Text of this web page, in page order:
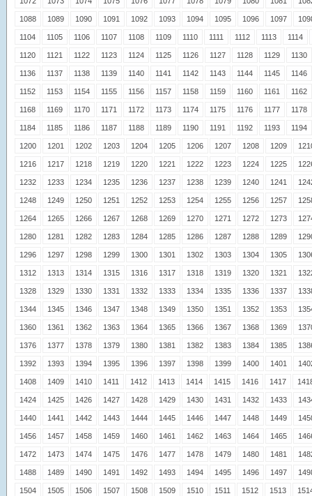
1088 1089 1090 1091 1092 1093 1094 1095 1096 1097
1104 1105 1106 1107 1108 1109 1110 1111 1112 1113 1114
1120 1121 1122 1123 1124 1125 1126 1127 1128 1129 1130
1136 1137 1138 1139 1140 1141 1142 1143 1144 1145 1146
1152 1153 1154 1155 1156 1157 1158 1159 1160 1161 1162
1168 1169 1170 1171 1172 1173 1174 1175 1176 1177 1178
1184 1185 1186 1187 1188 1189 1190 1191 1192 1193 1194
1200 1201 1202 1203 1204 1205 1206 1207 1208 1209
1216 1217 1218 1219 1220 1221 1222 1223 1224 1225
1232 1233 1234 1235 1236 1237 1238 1239 1240 1241
1248 1249 1250 1251 1252 1253 1254 1255 1256 1257
1264 1265 1266 1267 1268 1269 1270 1271 1272 1273
1280 1281 1282 1283 1284 1285 1286 1287 1288 1289
1296 1297 1298 1299 1300 1301 1302 1303 1304 1305
1312 1313 1314 1315 1316 1317 1318 1319 1320 1321
1328 1329 1330 1331 1332 1333 1334 1335 1336 1337
1344 1345 1346 1347 1348 1349 1350 1351 1352 1353
1360 1361 1362 1363 1364 1365 1366 1367 1368 1369
1376 1377 1378 1379 1380 1381 1382 1383 1384 1385
1392 1393 1394 1395 1396 1397 1398 1399 1400 1401
1408 1409 1410 1411 1412 1413 1414 1415 1416 1417
1424 1425 1426 1427 1428 1429 1430 1431 1432 1433
1440 1441 1442 1443 1444 1445 1446 1447 1448 1449
1456 1457 1458 1459 1460 1461 1462 1463 1464 1465
1472 1473 1474 1475 1476 1477 1478 1479 1480 1481
1488 1489 1490 1491 1492 1493 1494 1495 1496 1497
1504 1505 1506 1507 1508 1509 1510 1511 1512 1513